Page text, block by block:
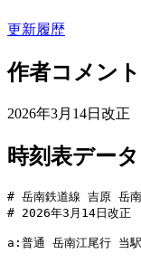
更新履歴
作者コメント
2026年3月14日改正
時刻表デー
# 岳南鉄道線 吉原 岳
# 2026年3月14日改正
a:普通 岳南江尾行 当